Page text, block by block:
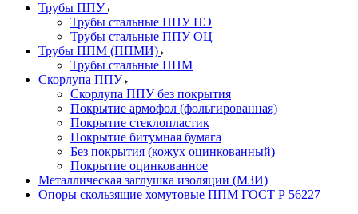
Трубы ППУ
Трубы стальные ППУ ПЭ
Трубы стальные ППУ ОЦ
Трубы ППМ (ППМИ)
Трубы стальные ППМ
Скорлупа ППУ
Скорлупа ППУ без покрытия
Покрытие армофол (фольгированная)
Покрытие стеклопластик
Покрытие битумная бумага
Без покрытия (кожух оцинкованный)
Покрытие оцинкованное
Металлическая заглушка изоляции (МЗИ)
Опоры скользящие хомутовые ППМ ГОСТ Р 56227